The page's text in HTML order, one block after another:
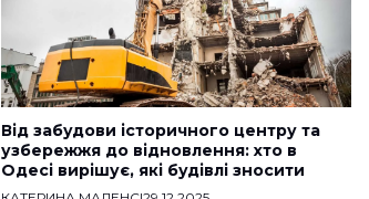
Від забудови історичного центру та
узбережжя до відновлення: хто в
Одесі вирішує, які будівлі зносити